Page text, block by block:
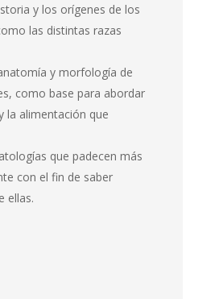
y los orígenes de los
las distintas ra­zas
y morfología de
como base para abor­dar
la alimentación que
que padecen más
con el fin de saber
ellas.